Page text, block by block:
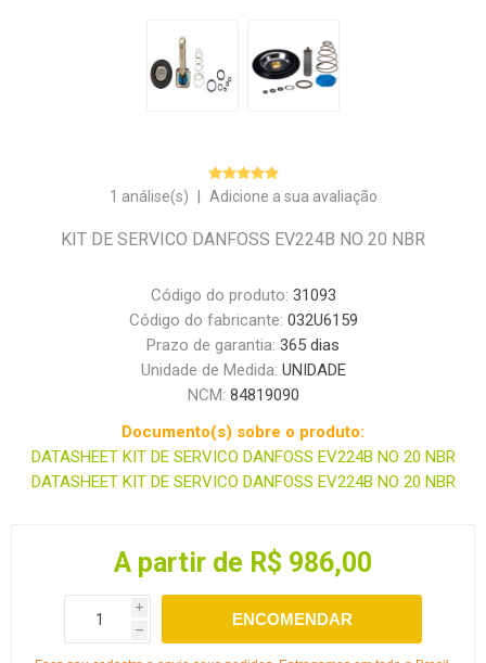
1 análise(s) Adicione a sua avaliação
KIT DE SERVICO DANFOSS EV224B NO 20 NBR
Código do produto: 31093
Código do fabricante: 032U6159
Prazo de garantia: 365 dias
Unidade de Medida: UNIDADE
NCM: 84819090
Documento(s) sobre o produto:
DATASHEET KIT DE SERVICO DANFOSS EV224B NO 20 NBR
DATASHEET KIT DE SERVICO DANFOSS EV224B NO 20 NBR
A partir de R$ 986,00
i
h
ENCOMENDAR